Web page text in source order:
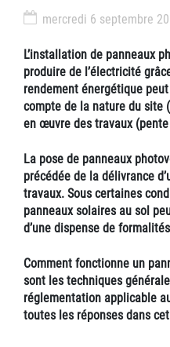
mercredi 6 septembre
L’installation de panneaux
produire de l’électricité
rendement énergétique
compte de la nature du site
en œuvre des travaux
La pose de panneaux
précédée de la délivrance
travaux. Sous certaines
panneaux solaires au sol
d’une dispense de
Comment fonctionne un
sont les techniques
réglementation applicable
toutes les réponses dans